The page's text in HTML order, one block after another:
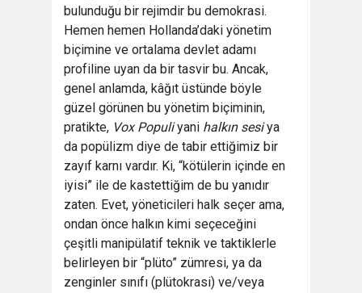
bulunduğu bir rejimdir bu demokrasi.
Hemen hemen Hollanda’daki yönetim
biçimine ve ortalama devlet adamı
profiline uyan da bir tasvir bu. Ancak,
genel anlamda, kâğıt üstünde böyle
güzel görünen bu yönetim biçiminin,
pratikte, Vox Populiyani halkın sesiya
da popülizm diye de tabir ettiğimiz bir
zayıf karnı vardır. Ki, “kötülerin içinde en
iyisi” ile de kastettiğim de bu yanıdır
zaten. Evet, yöneticileri halk seçer ama,
ondan önce halkın kimi seçeceğini
çeşitli manipülatif teknik ve taktiklerle
belirleyen bir “plüto” zümresi, ya da
zenginler sınıfı (plütokrasi) ve/veya